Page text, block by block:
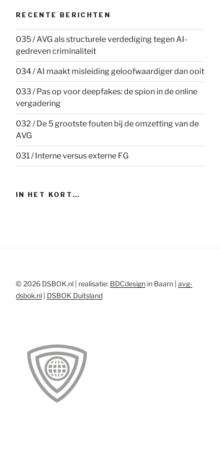
RECENTE BERICHTEN
035 / AVG als structurele verdediging tegen AI-
gedreven criminaliteit
034 / AI maakt misleiding geloofwaardiger dan ooit
033 / Pas op voor deepfakes: de spion in de online
vergadering
032 / De 5 grootste fouten bij de omzetting van de
AVG
031 / Interne versus externe FG
IN HET KORT…
© 2026 DSBOK.nl | realisatie: BDCdesign in Baarn | avg-
dsbok.nl
DSBOK Duitsland